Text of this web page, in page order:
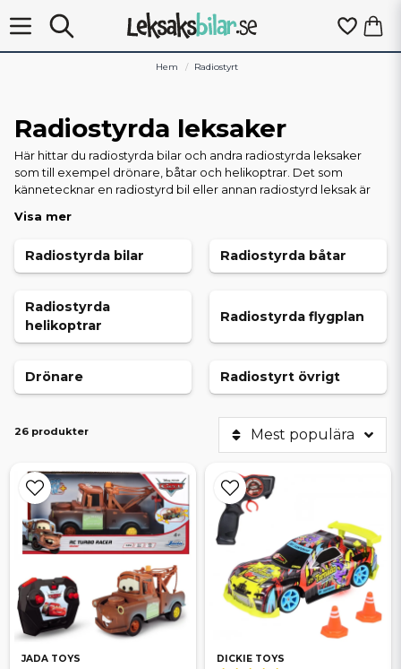
Hem Radiostyrt
Radiostyrda leksaker
Här hittar du radiostyrda bilar och andra radiostyrda leksaker
som till exempel drönare, båtar och helikoptrar. Det som
kännetecknar en radiostyrd bil eller annan radiostyrd leksak är
används för att kommunicera med den radiostyrda bilen för att
bilar, eller RC-bilar, delas in i olika segment där monster trucks,
buggys och stuntbilar är populära.
Visa mer
Radiostyrda bilar Radiostyrda båtar
Radiostyrda
helikoptrar
Radiostyrda flygplan
Drönare Radiostyrt övrigt
26 produkter Mest populära
JADA TOYS DICKIE TOYS